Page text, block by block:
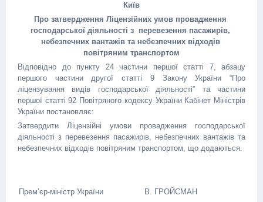
Київ
Про затвердження Ліцензійних умов провадження
господарської діяльності з перевезення пасажирів,
небезпечних вантажів та небезпечних відходів
повітряним транспортом
Відповідно до пункту 24 частини першої статті 7, абзацу
першого частини другої статті 9 Закону України “Про
ліцензування видів господарської діяльності” та частини
першої статті 92 Повітряного кодексу України Кабінет Міністрів
України постановляє:
Затвердити Ліцензійні умови провадження господарської
діяльності з перевезення пасажирів, небезпечних вантажів та
небезпечних відходів повітряним транспортом, що додаються.
Прем’єр-міністр України
В. ГРОЙСМАН